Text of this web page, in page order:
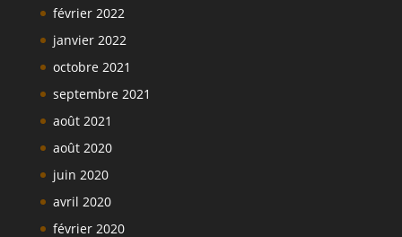
février 2022
janvier 2022
octobre 2021
septembre 2021
août 2021
août 2020
juin 2020
avril 2020
février 2020